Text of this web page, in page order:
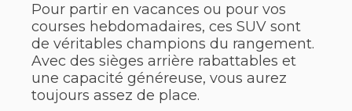
Pour partir en vacances ou pour vos
courses hebdomadaires, ces SUV sont
de véritables champions du rangement.
Avec des sièges arrière rabattables et
une capacité généreuse, vous aurez
toujours assez de place.